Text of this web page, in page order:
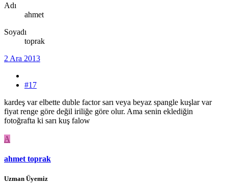
Adı
ahmet
Soyadı
toprak
2 Ara 2013
#17
kardeş var elbette duble factor sarı veya beyaz spangle kuşlar var
fiyat renge göre değil iriliğe göre olur. Ama senin eklediğin
fotoğrafta ki sarı kuş falow
A
ahmet toprak
Uzman Üyemiz